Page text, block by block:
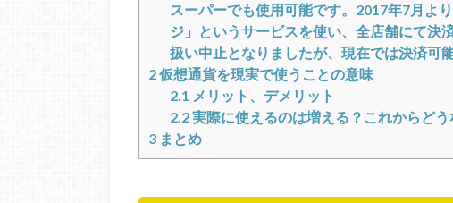
スーパーでも使用可能です。2017年7月よ
ジ」というサービスを使い、全店舗にて決
扱い中止となりましたが、現在では決済可
2仮想通貨を現実で使うことの意味
2.1 メリット、デメリット
2.2実際に使えるのは増える？これからどう
3 まとめ